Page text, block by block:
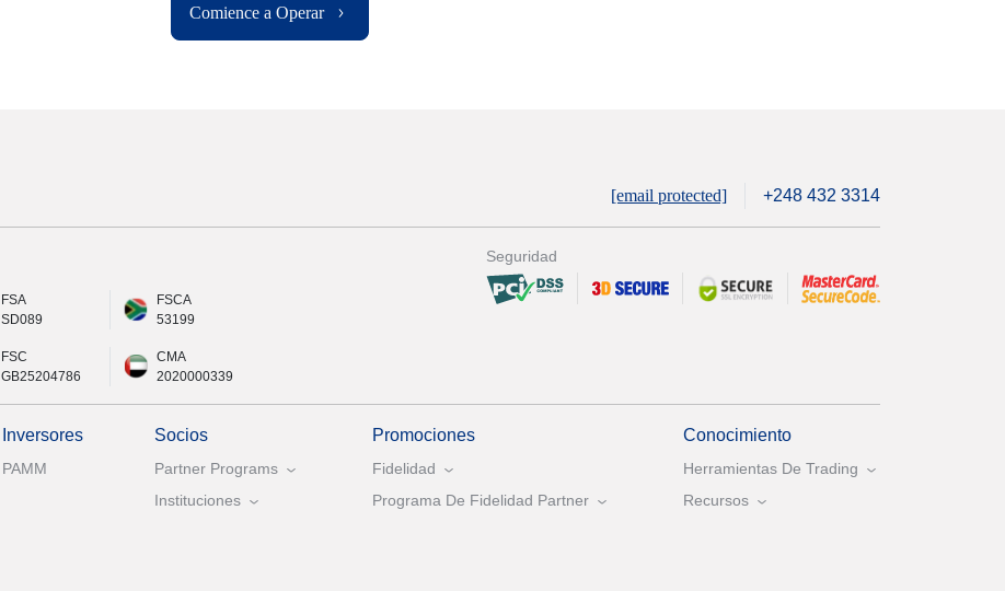
Comience a Operar
[email protected] +248 432 3314
FSA
SD089
FSCA
53199
FSC
GB25204786
CMA
2020000339
Seguridad
Inversores
PAMM
Socios
Partner Programs
Instituciones
Promociones
Fidelidad
Programa De Fidelidad Partner
Conocimiento
Herramientas De Trading
Recursos